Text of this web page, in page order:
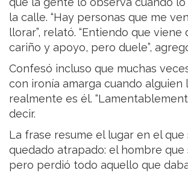
la calle. “Hay personas que me
llorar”, relató. “Entiendo que viene
cariño y apoyo, pero duele”,
Confesó incluso que muchas
con ironía amarga cuando alguien
realmente es él.
decir.
La frase resume el lugar en el
quedado atrapado: el hombre que
pero perdió todo aquello que